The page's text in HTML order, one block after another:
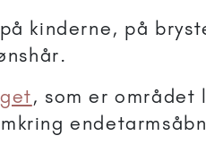
kinderne, på
, som er området